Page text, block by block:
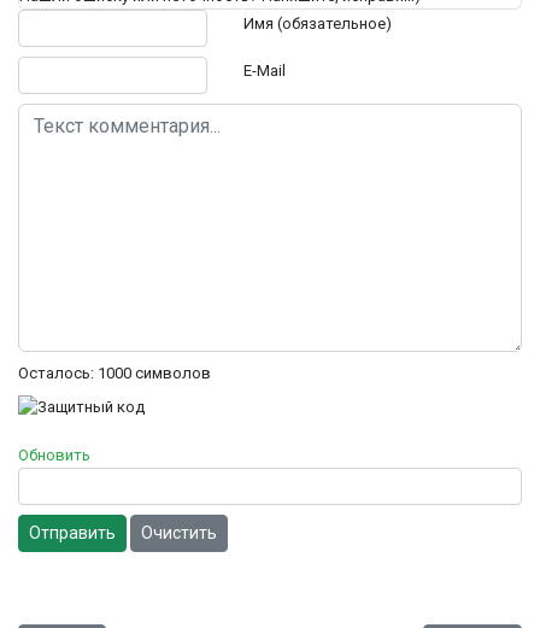
Имя (обязательное)
E-Mail
Осталось: 1000 символов
Обновить
Отправить Очистить